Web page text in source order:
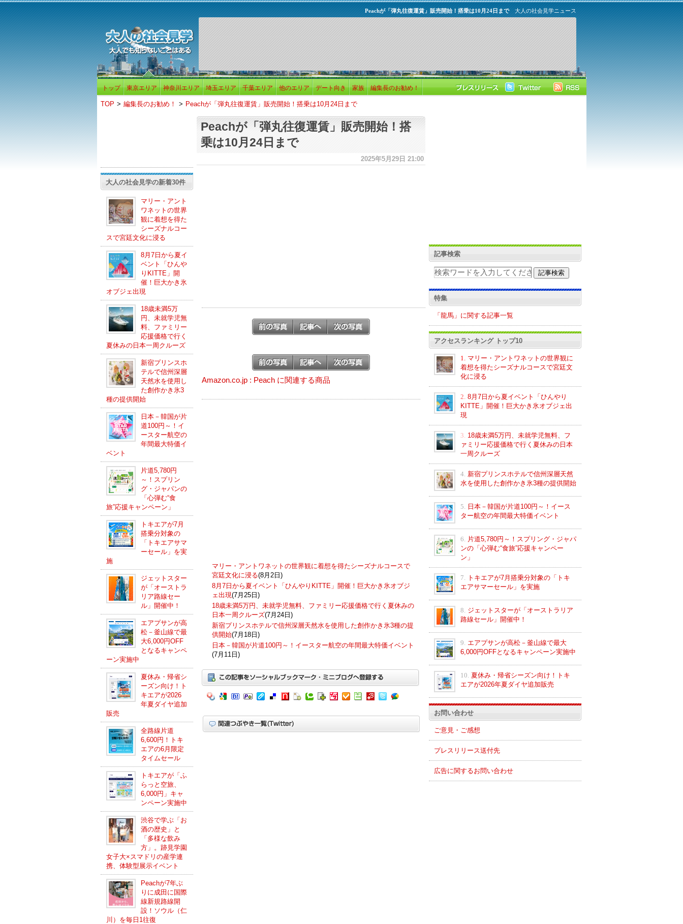
大人の社会見学ニュース
Peachが「弾丸往復運賃」販売開始！搭乗は10月24日まで
トップ 東京エリア 神奈川エリア 埼玉エリア 千葉エリア 他のエリア デート向き 家族 編集長のお勧め！
TOP > 編集長のお勧め！ > Peachが「弾丸往復運賃」販売開始！搭乗は10月24日まで
大人の社会見学の新着30件
マリー・アント
ワネットの世界
観に着想を得た
シーズナルコー
スで宮廷文化に浸る
8月7日から夏イ
ベント「ひんや
りKITTE」開
催！巨大かき氷
オブジェ出現
18歳未満5万
円、未就学児無
料、ファミリー
応援価格で行く
夏休みの日本一周クルーズ
新宿プリンスホ
テルで信州深層
天然水を使用し
た創作かき氷3
種の提供開始
日本－韓国が片
道100円～！イ
ースター航空の
年間最大特価イ
ベント
片道5,780円
～！スプリン
グ・ジャパンの
「心弾む“食
旅”応援キャンペーン」
トキエアが7月
搭乗分対象の
「トキエアサマ
ーセール」を実
施
ジェットスター
が「オーストラ
リア路線セー
ル」開催中！
エアプサンが高
松－釜山線で最
大6,000円OFF
となるキャンペ
ーン実施中
夏休み・帰省シ
ーズン向け！ト
キエアが2026
年夏ダイヤ追加
販売
全路線片道
6,600円！トキ
エアの6月限定
タイムセール
トキエアが「ふ
らっと空旅、
6,000円」キャ
ンペーン実施中
渋谷で学ぶ「お
酒の歴史」と
「多様な飲み
方」。跡見学園
女子大×スマドリの産学連
携、体験型展示イベント
Peachが7年ぶ
りに成田に国際
線新規路線開
設！ソウル（仁
川）を毎日1往復
Peachが「弾丸往復運賃」販売開始！搭
乗は10月24日まで
2025年5月29日 21:00
Amazon.co.jp : Peach に関連する商品
マリー・アントワネットの世界観に着想を得たシーズナルコースで
宮廷文化に浸る(8月2日)
8月7日から夏イベント「ひんやりKITTE」開催！巨大かき氷オブジ
ェ出現(7月25日)
18歳未満5万円、未就学児無料、ファミリー応援価格で行く夏休みの
日本一周クルーズ(7月24日)
新宿プリンスホテルで信州深層天然水を使用した創作かき氷3種の提
供開始(7月18日)
日本－韓国が片道100円～！イースター航空の年間最大特価イベント
(7月11日)
記事検索
特集
「龍馬」に関する記事一覧
アクセスランキング トップ10
1.
マリー・アントワネットの世界観に
着想を得たシーズナルコースで宮廷文
化に浸る
2. 8月7日から夏イベント「ひんやり
KITTE」開催！巨大かき氷オブジェ出
現
3. 18歳未満5万円、未就学児無料、フ
ァミリー応援価格で行く夏休みの日本
一周クルーズ
4. 新宿プリンスホテルで信州深層天然
水を使用した創作かき氷3種の提供開始
5.
日本－韓国が片道100円～！イース
ター航空の年間最大特価イベント
6.
片道5,780円～！スプリング・ジャパ
ンの「心弾む“食旅”応援キャンペー
ン」
7.
トキエアが7月搭乗分対象の「トキ
エアサマーセール」を実施
8. ジェットスターが「オーストラリア
路線セール」開催中！
9. エアプサンが高松－釜山線で最大
6,000円OFFとなるキャンペーン実施中
10. 夏休み・帰省シーズン向け！トキ
エアが2026年夏ダイヤ追加販売
お問い合わせ
ご意見・ご感想
プレスリリース送付先
広告に関するお問い合わせ